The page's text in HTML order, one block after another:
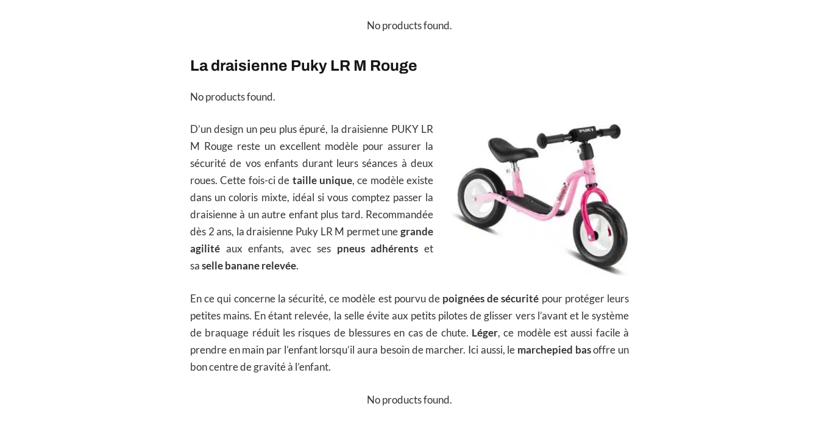
No products found.
La draisienne Puky LR M Rouge
No products found.
D’un design un peu plus épuré, la draisienne PUKY LR
M Rouge reste un excellent modèle pour assurer la
sécurité de vos enfants durant leurs séances à deux
roues. Cette fois-ci de taille unique, ce modèle existe
dans un coloris mixte, idéal si vous comptez passer la
draisienne à un autre enfant plus tard. Recommandée
dès 2 ans, la draisienne Puky LR M permet une grande
agilité aux enfants, avec ses pneus adhérents et
sa selle banane relevée.
En ce qui concerne la sécurité, ce modèle est pourvu de poignées de sécurité pour protéger leurs
petites mains. En étant relevée, la selle évite aux petits pilotes de glisser vers l’avant et le système
de braquage réduit les risques de blessures en cas de chute. Léger, ce modèle est aussi facile à
prendre en main par l’enfant lorsqu’il aura besoin de marcher. Ici aussi, le marchepied basoffre un
bon centre de gravité à l’enfant.
No products found.